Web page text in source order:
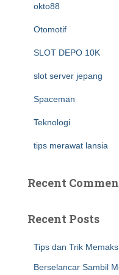
okto88
Otomotif
SLOT DEPO 10K
slot server jepang
Spaceman
Teknologi
tips merawat lansia
Recent
Recent Posts
Tips dan Trik
Berselancar Sambil